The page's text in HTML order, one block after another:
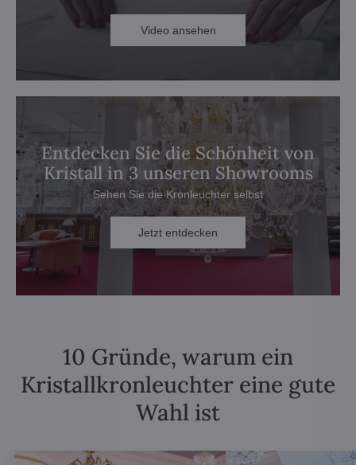
Video ansehen
Entdecken Sie die Schönheit von
Kristall in 3 unseren Showrooms
Sehen Sie die Kronleuchter selbst
Jetzt entdecken
10 Gründe, warum ein
Kristallkronleuchter eine gute
Wahl ist